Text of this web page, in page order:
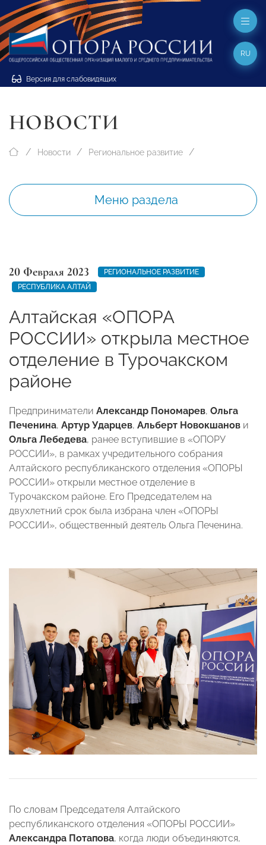
Версия для слабовидящих
RU
НОВОСТИ
Новости Региональное развитие
Меню раздела
20 Февраля 2023
РЕГИОНАЛЬНОЕ РАЗВИТИЕ
РЕСПУБЛИКА АЛТАЙ
Алтайская «ОПОРА
РОССИИ» открыла местное
отделение в Турочакском
районе
Предприниматели Александр Пономарев, Ольга
Печенина, Артур Ударцев, Альберт Новокшанов и
Ольга Лебедева, ранее вступившие в «ОПОРУ
РОССИИ», в рамках учредительного собрания
Алтайского республиканского отделения «ОПОРЫ
РОССИИ» открыли местное отделение в
Турочакском районе. Его Председателем на
двухлетний срок была избрана член «ОПОРЫ
РОССИИ», общественный деятель Ольга Печенина.
По словам Председателя Алтайского
республиканского отделения «ОПОРЫ РОССИИ»
Александра Потапова, когда люди объединяются,